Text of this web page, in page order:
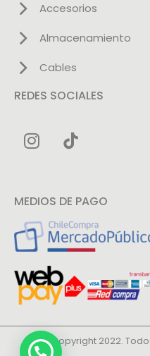
Accesorios
Almacenamiento
Cables
REDES SOCIALES
MEDIOS DE PAGO
© Copyright 2022.